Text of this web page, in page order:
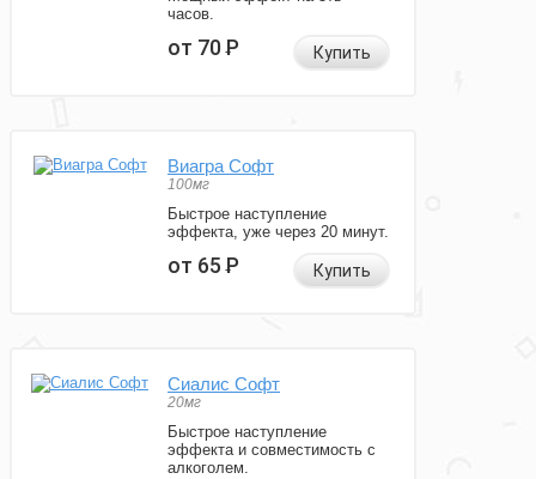
часов.
от 70Р Купить
Виагра Софт
100мг
Быстрое наступление
эффекта, уже через 20 минут.
от 65Р Купить
Сиалис Софт
20мг
Быстрое наступление
эффекта и совместимость с
алкоголем.